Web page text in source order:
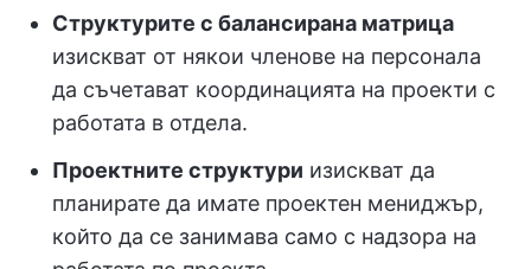
Структурите с балансирана матрица
изискват от някои членове на персонала
да съчетават координацията на проекти с
работата в отдела.
Проектните структури изискват да
планирате да имате проектен мениджър,
който да се занимава само с надзора на